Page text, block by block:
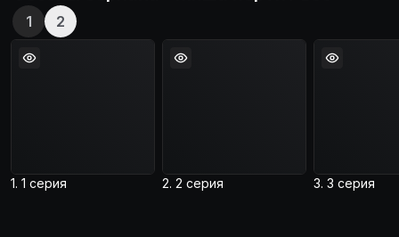
1 2
1. 1 серия 2. 2 серия 3. 3 серия